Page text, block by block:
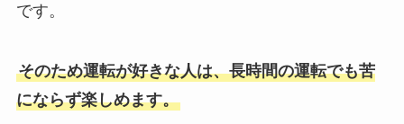
です。
そのため運転が好きな人は、長時間の運転でも苦
にならず楽しめます。